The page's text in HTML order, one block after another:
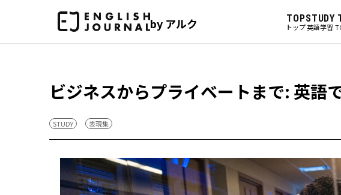
by アルク TOP
トップ
STUDY
英語学習
ビジネスからプライベートまで: 英語
STUDY 表現集